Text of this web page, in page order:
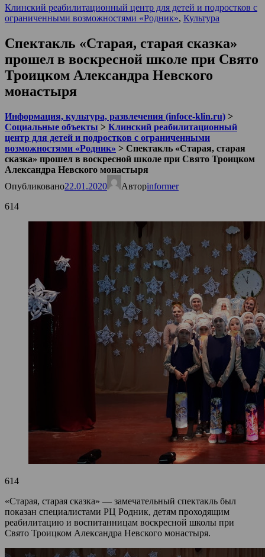
Клинский реабилитационный центр для детей и подростков с
ограниченными возможностями «Родник», Культура
Спектакль «Старая, старая сказка»
прошел в воскресной школе при Свято
Троицком Александра Невского
монастыря
Информация, культура, развлечения (infoce-klin.ru) >
Социальные объекты > Клинский реабилитационный
центр для детей и подростков с ограниченными
возможностями «Родник» > Спектакль «Старая, старая
сказка» прошел в воскресной школе при Свято Троицком
Александра Невского монастыря
Опубликовано22.01.2020 Авторinformer
614
614
«Старая, старая сказка» — замечательный спектакль был
показан специалистами РЦ Родник, детям проходящим
реабилитацию и воспитанницам воскресной школы при
Свято Троицком Александра Невского монастыря.